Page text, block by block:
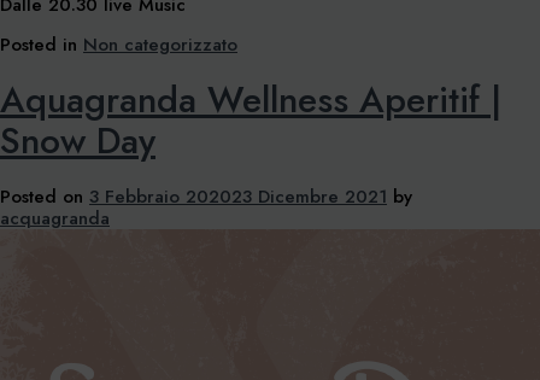
Posted in Non categorizzato
Aquagranda Wellness Aperitif |
Snow Day
Posted on 3 Febbraio 202023 Dicembre 2021 by
acquagranda